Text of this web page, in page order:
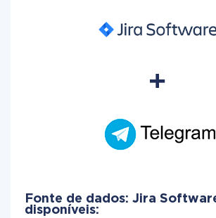
Fonte de dados: Jira
disponíveis: